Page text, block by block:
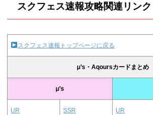
スクフェス速報攻略関連リンク
スクフェス速報トップページに戻る
μ’s・Aqoursカードまとめ
μ’s
UR SSR UR